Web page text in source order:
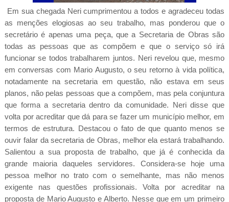
Em sua chegada Neri cumprimentou a todos e agradeceu todas
as menções elogiosas ao seu trabalho, mas ponderou que o
secretário é apenas uma peça, que a Secretaria de Obras são
todas as pessoas que as compõem e que o serviço só irá
funcionar se todos trabalharem juntos. Neri revelou que, mesmo
em conversas com Mario Augusto, o seu retorno à vida política,
notadamente na secretaria em questão, não estava em seus
planos, não pelas pessoas que a compõem, mas pela conjuntura
que forma a secretaria dentro da comunidade. Neri disse que
volta por acreditar que dá para se fazer um município melhor, em
termos de estrutura. Destacou o fato de que quanto menos se
ouvir falar da secretaria de Obras, melhor ela estará trabalhando.
Salientou a sua proposta de trabalho, que já é conhecida da
grande maioria daqueles servidores. Considera-se hoje uma
pessoa melhor no trato com o semelhante, mas não menos
exigente nas questões profissionais. Volta por acreditar na
proposta de Mario Augusto e Alberto. Nesse que em um primeiro